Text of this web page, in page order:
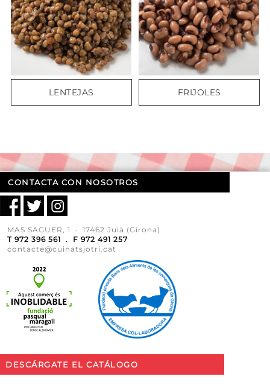
LENTEJAS FRIJOLES
CONTACTA CON NOSOTROS
MAS SAGUER, 1 · 17462 Juià (Girona)
T 972 396 561 . F 972 491 257
contacte@cuinatsjotri.cat
DESCÁRGATE EL CATÁLOGO